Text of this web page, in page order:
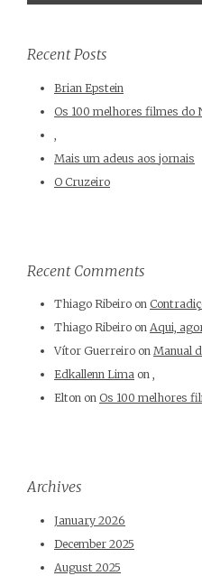
Recent Posts
Brian Epstein
Os 100 melhores filmes do
Mais um adeus aos jornais
O Cruzeiro
Recent Comments
Thiago Ribeiro on
Thiago Ribeiro on Aqui,
Vítor Guerreiro on Manual
Edkallenn Lima on ,
Elton on Os 100 melhores
Archives
January 2026
December 2025
August 2025